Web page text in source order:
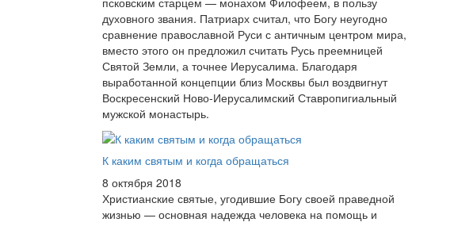
духовного звания. Патриарх считал, что Богу неугодно
сравнение православной Руси с античным центром мира,
вместо этого он предложил считать Русь преемницей
Святой Земли, а точнее Иерусалима. Благодаря
выработанной концепции близ Москвы был воздвигнут
Воскресенский Ново-Иерусалимский Ставропигиальный
мужской монастырь.
К каким святым и когда обращаться
8 октября 2018
Христианские святые, угодившие Богу своей праведной
жизнью — основная надежда человека на помощь и